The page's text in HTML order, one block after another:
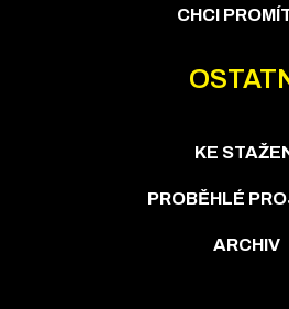
CHCI
KE
PROBĚHLÉ
ARCHIV